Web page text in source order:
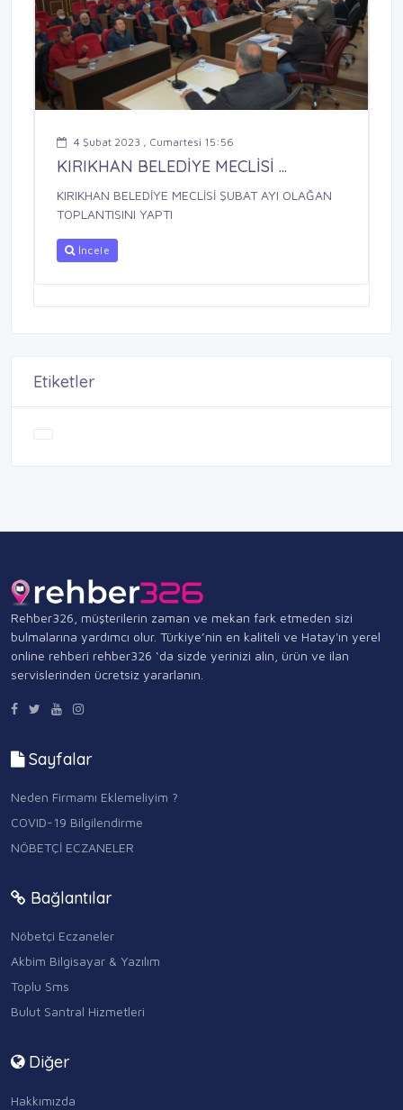
4 Şubat 2023 , Cumartesi 15:56
KIRIKHAN BELEDİYE MECLİSİ ...
KIRIKHAN BELEDİYE MECLİSİ ŞUBAT AYI OLAĞAN
TOPLANTISINI YAPTI
İncele
Etiketler
Rehber326, müşterilerin zaman ve mekan fark etmeden sizi
bulmalarına yardımcı olur. Türkiye’nin en kaliteli ve Hatay'ın yerel
online rehberi rehber326 ‘da sizde yerinizi alın, ürün ve ilan
servislerinden ücretsiz yararlanın.
Sayfalar
Neden Firmamı Eklemeliyim ?
COVID-19 Bilgilendirme
NÖBETÇİ ECZANELER
Bağlantılar
Nöbetçi Eczaneler
Akbim Bilgisayar & Yazılım
Toplu Sms
Bulut Santral Hizmetleri
Diğer
Hakkımızda